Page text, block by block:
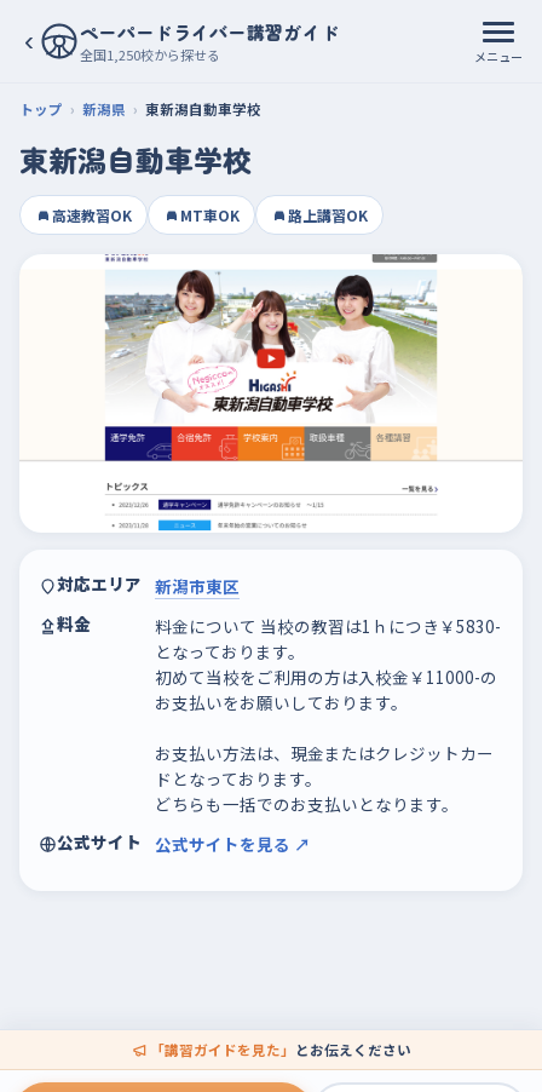
‹ ペーパードライバー講習ガイド
全国1,250校から探せる メニュー
トップ 新潟県 東新潟自動車学校
東新潟自動車学校
高速教習OK MT車OK 路上講習OK
対応エリア 新潟市東区
料金
料金について 当校の教習は1ｈにつき￥5830-
となっております。
初めて当校をご利用の方は入校金￥11000-の
お支払いをお願いしております。
お支払い方法は、現金またはクレジットカー
ドとなっております。
どちらも一括でのお支払いとなります。
公式サイト
公式サイトを見る ↗
「講習ガイドを見た」 とお伝えください